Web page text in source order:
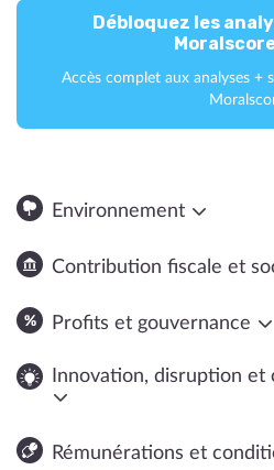
Débloquez les
Accès complet aux analyses +
Environnement
Contribution fiscale et
Profits et gouvernance
Innovation, disruption et
Rémunérations et